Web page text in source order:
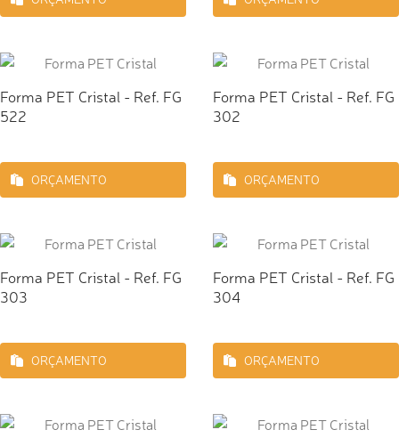
Forma PET Cristal - Ref. FG
522
ORÇAMENTO
Forma PET Cristal - Ref. FG
302
ORÇAMENTO
Forma PET Cristal - Ref. FG
303
ORÇAMENTO
Forma PET Cristal - Ref. FG
304
ORÇAMENTO